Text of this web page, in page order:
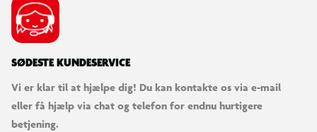
SØDESTE KUNDESERVICE
Vi er klar til at hjælpe dig! Du kan kontakte os via e-mail
eller få hjælp via chat og telefon for endnu hurtigere
betjening.